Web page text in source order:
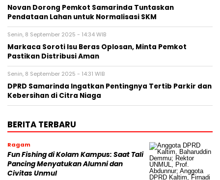
Novan Dorong Pemkot Samarinda Tuntaskan
Pendataan Lahan untuk Normalisasi SKM
Senin, 8 September 2025 - 14:34 WIB
Markaca Soroti Isu Beras Oplosan, Minta Pemkot
Pastikan Distribusi Aman
Senin, 8 September 2025 - 14:31 WIB
DPRD Samarinda Ingatkan Pentingnya Tertib Parkir dan
Kebersihan di Citra Niaga
BERITA TERBARU
Ragam
Fun Fishing di Kolam Kampus: Saat Tali
Pancing Menyatukan Alumni dan
Civitas Unmul